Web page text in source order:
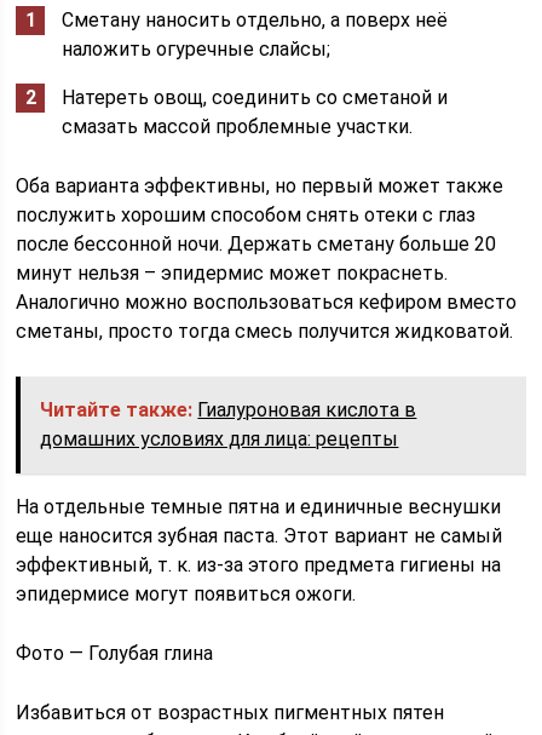
Сметану наносить отдельно, а поверх неё
наложить огуречные слайсы;
Натереть овощ, соединить со сметаной и
смазать массой проблемные участки.
Оба варианта эффективны, но первый может также
послужить хорошим способом снять отеки с глаз
после бессонной ночи. Держать сметану больше 20
минут нельзя – эпидермис может покраснеть.
Аналогично можно воспользоваться кефиром вместо
сметаны, просто тогда смесь получится жидковатой.
Читайте также: Гиалуроновая кислота в
домашних условиях для лица: рецепты
На отдельные темные пятна и единичные веснушки
еще наносится зубная паста. Этот вариант не самый
эффективный, т. к. из-за этого предмета гигиены на
эпидермисе могут появиться ожоги.
Фото — Голубая глина
Избавиться от возрастных пигментных пятен